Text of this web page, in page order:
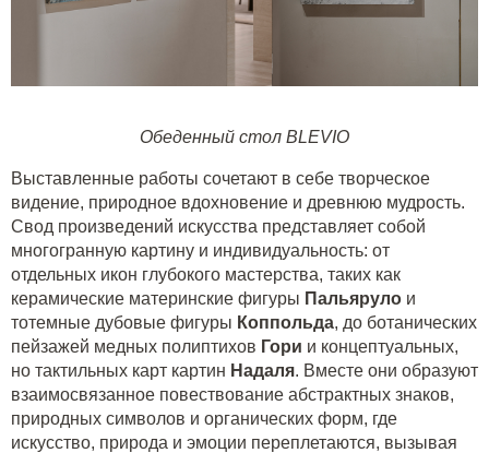
Обеденный стол BLEVIO
Выставленные работы сочетают в себе творческое
видение, природное вдохновение и древнюю мудрость.
Свод произведений искусства представляет собой
многогранную картину и индивидуальность: от
отдельных икон глубокого мастерства, таких как
керамические материнские фигуры Пальяруло и
тотемные дубовые фигуры Коппольда, до ботанических
пейзажей медных полиптихов Гори и концептуальных,
но тактильных карт картин Надаля. Вместе они образуют
взаимосвязанное повествование абстрактных знаков,
природных символов и органических форм, где
искусство, природа и эмоции переплетаются, вызывая